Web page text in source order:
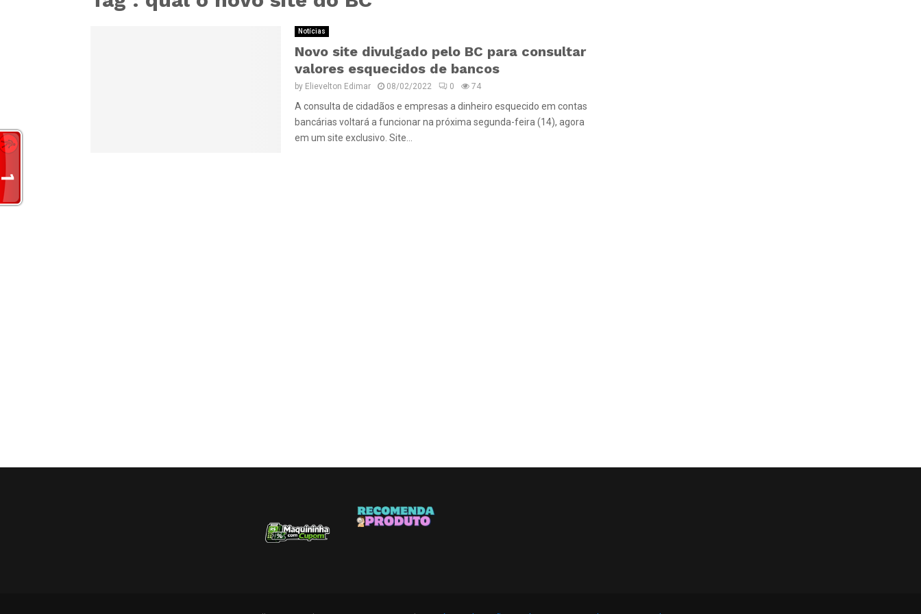
Notícias
Novo site divulgado pelo BC para consultar
valores esquecidos de bancos
by Elievelton Edimar 08/02/2022 0 74
A consulta de cidadãos e empresas a dinheiro esquecido em contas
bancárias voltará a funcionar na próxima segunda-feira (14), agora
em um site exclusivo. Site...